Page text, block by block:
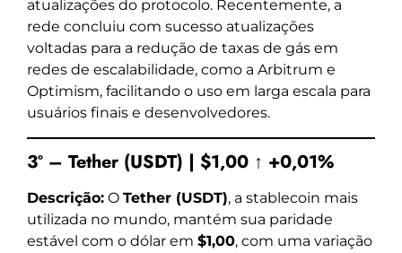
atualizações do protocolo. Recentemente, a
rede concluiu com sucesso atualizações
voltadas para a redução de taxas de gás em
redes de escalabilidade, como a Arbitrum e
Optimism, facilitando o uso em larga escala para
usuários finais e desenvolvedores.
3º – Tether (USDT) | $1,00 ↑ +0,01%
Descrição: O Tether (USDT), a stablecoin mais
utilizada no mundo, mantém sua paridade
estável com o dólar em $1,00, com uma variação